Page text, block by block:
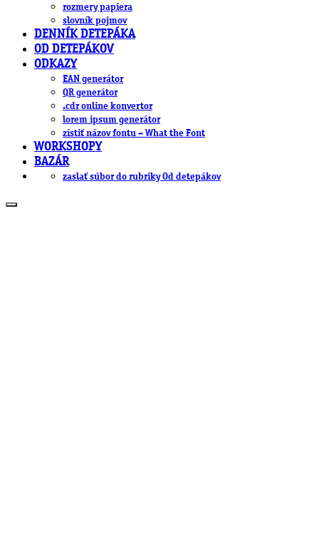
rozmery papiera
slovník pojmov
DENNÍK DETEPÁKA
OD DETEPÁKOV
ODKAZY
EAN generátor
QR generátor
.cdr online konvertor
lorem ipsum generátor
zistiť názov fontu – What the Font
WORKSHOPY
BAZÁR
zaslať súbor do rubriky Od detepákov